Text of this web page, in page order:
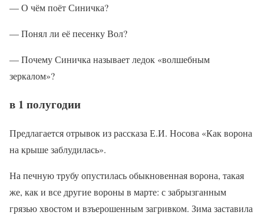
— О чём поёт Синичка?
— Понял ли её песенку Вол?
— Почему Синичка называет ледок «волшебным
зеркалом»?
в 1 полугодии
Предлагается отрывок из рассказа Е.И. Носова «Как ворона
на крыше заблудилась».
На печную трубу опустилась обыкновенная ворона, такая
же, как и все другие вороны в марте: с забрызганным
грязью хвостом и взъерошенным загривком. Зима заставила